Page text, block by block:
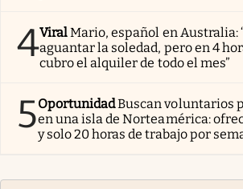
4ViralMario, español en Australia:
aguantar la soledad, pero en 4
cubro el alquiler de todo el mes”
5OportunidadBuscan voluntarios
en una isla de Norteamérica:
y solo 20 horas de trabajo por